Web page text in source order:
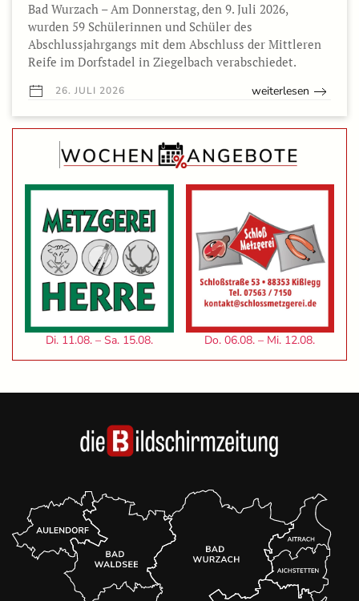
Bad Wurzach – Am Donnerstag, den 9. Juli 2026,
wurden 59 Schülerinnen und Schüler des
Abschlussjahrgangs mit dem Abschluss der Mittleren
Reife im Dorfstadel in Ziegelbach verabschiedet.
26. JULI 2026 weiterlesen
Di. 11.08. – Sa. 15.08. Do. 06.08. – Mi. 12.08.